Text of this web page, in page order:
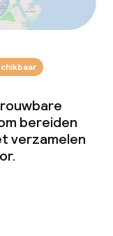
bereiden
verzamelen